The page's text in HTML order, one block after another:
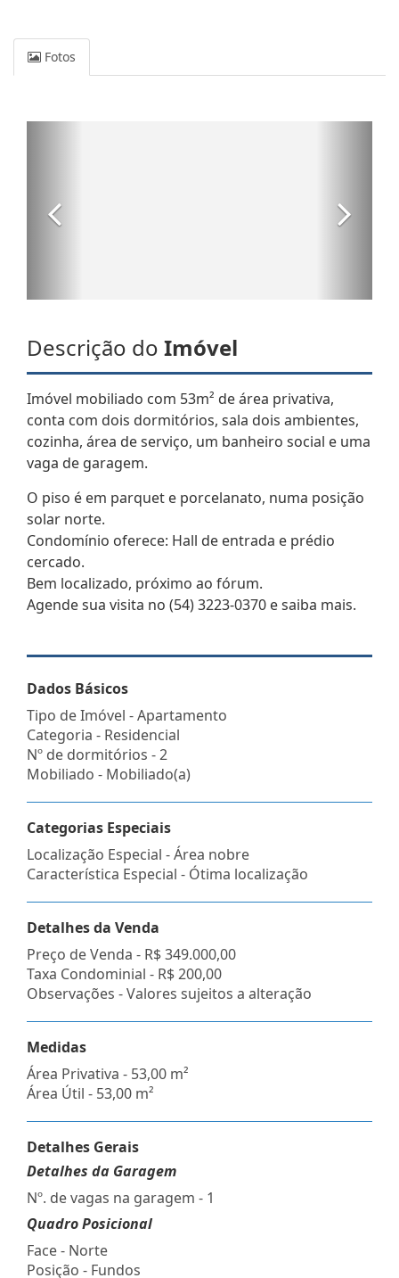
Fotos
Descrição do Imóvel
Imóvel mobiliado com 53m² de área privativa,
conta com dois dormitórios, sala dois ambientes,
cozinha, área de serviço, um banheiro social e uma
vaga de garagem.
O piso é em parquet e porcelanato, numa posição
solar norte.
Condomínio oferece: Hall de entrada e prédio
cercado.
Bem localizado, próximo ao fórum.
Agende sua visita no (54) 3223-0370 e saiba mais.
Dados Básicos
Tipo de Imóvel - Apartamento
Categoria - Residencial
Nº de dormitórios - 2
Mobiliado - Mobiliado(a)
Categorias Especiais
Localização Especial - Área nobre
Característica Especial - Ótima localização
Detalhes da Venda
Preço de Venda - R$ 349.000,00
Taxa Condominial - R$ 200,00
Observações - Valores sujeitos a alteração
Medidas
Área Privativa - 53,00 m²
Área Útil - 53,00 m²
Detalhes Gerais
Detalhes da Garagem
Nº. de vagas na garagem - 1
Quadro Posicional
Face - Norte
Posição - Fundos